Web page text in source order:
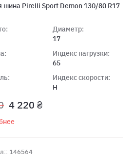
шина Pirelli Sport Demon 130/80 R17
Диаметр:
17
Индекс нагрузки:
65
Индекс скорости:
H
4 220 ₴
146564